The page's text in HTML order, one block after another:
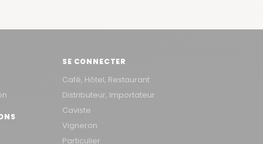
SE CONNECTER
Café, Hôtel, Restaurant
Distributeur, Importateur
Caviste
Vigneron
Particulier